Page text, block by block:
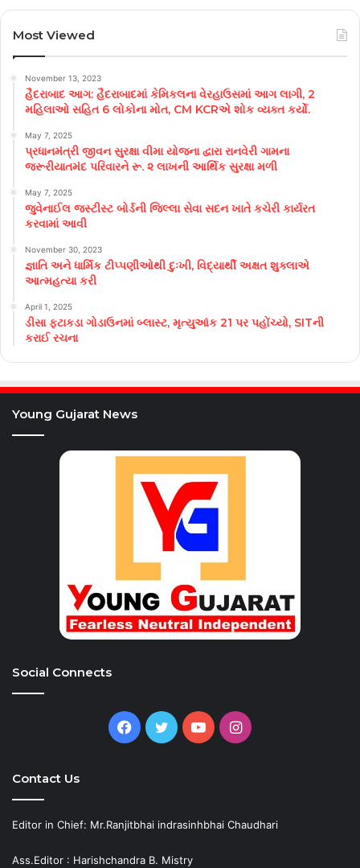
Most Viewed
November 13, 2023
હૈદરાબાદ આગ: હૈદરાબાદમાં કેમિકલના વેરહાઉસમાં આગ લાગી, 2
મહિલાઓ સહિત 6 લોકોના મોત, CM KCRએ શોક વ્યક્ત કર્યો.
May 7, 2025
પ્રધાનમંત્રી જીવન સુરક્ષા વીમા યોજના દ્વારા રાનવેરી ગામના
જરૂરીયાતમંદ પરિવારને રૂ. ૨ લાખની આર્થિક સુરક્ષા મળી
May 7, 2025
જુવેનાઈલ જસ્ટીસ્ટ બોર્ડની જિલ્લા સેવા સદન ખાતે કચેરી કાર્યરત
કરવામાં આવી
November 30, 2023
જ્ઞાતિ અને ધાર્મિક ટીપ્પણીઓથી દુઃખી, વિદ્યાર્થી અક્ષત શુક્લાએ
આત્મહત્યા કરી
April 1, 2025
ડીસા ફટાકડા ગોડાઉનમાં બ્લાસ્ટ, મૃત્યુઆંક 21 પર પહોંચ્યો, SITની
કરાઈ રચના
Young Gujarat News
Social Connects
Facebook
TwitterYouTubeInstagram
Contact Us
Editor in Chief: Mr.Ranjitbhai indrasinhbhai Chaudhari
Ass.Editor : Harishchandra B. Mistry